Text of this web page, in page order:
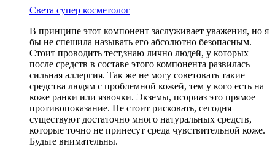
Света супер косметолог
В принципе этот компонент заслуживает уважения, но я
бы не спешила называть его абсолютно безопасным.
Стоит проводить тест,знаю лично людей, у которых
после средств в составе этого компонента развилась
сильная аллергия. Так же не могу советовать такие
средства людям с проблемной кожей, тем у кого есть на
коже ранки или язвочки. Экземы, псориаз это прямое
противопоказание. Не стоит рисковать, сегодня
существуют достаточно много натуральных средств,
которые точно не принесут среда чувствительной коже.
Будьте внимательны.